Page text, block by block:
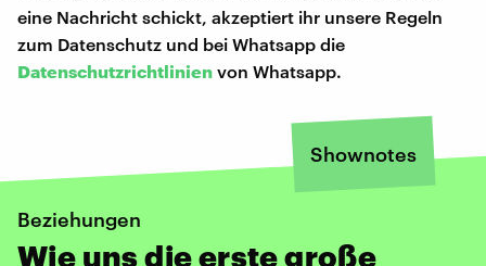
eine Nachricht schickt, akzeptiert ihr unsere Regeln
zum Datenschutz und bei Whatsapp die
Datenschutzrichtlinien von Whatsapp.
Shownotes
Beziehungen
Wie uns die erste große